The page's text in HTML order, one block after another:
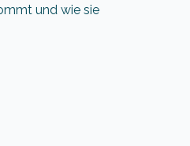
und wie sie